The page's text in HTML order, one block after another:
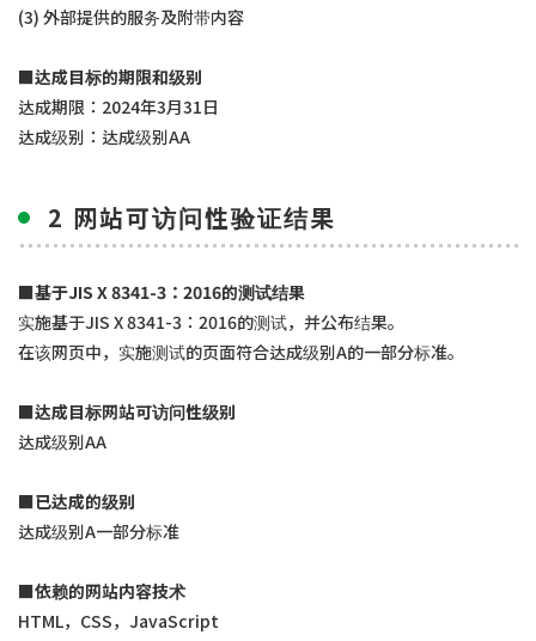
(3) 外部提供的服务及附带内容
■达成目标的期限和级别
达成期限：2024年3月31日
达成级别：达成级别AA
2 网站可访问性验证结果
■基于JIS X 8341-3：2016的测试结果
实施基于JIS X 8341-3：2016的测试，并公布结果。
在该网页中，实施测试的页面符合达成级别A的一部分标准。
■达成目标网站可访问性级别
达成级别AA
■已达成的级别
达成级别A一部分标准
■依赖的网站内容技术
HTML，CSS，JavaScript